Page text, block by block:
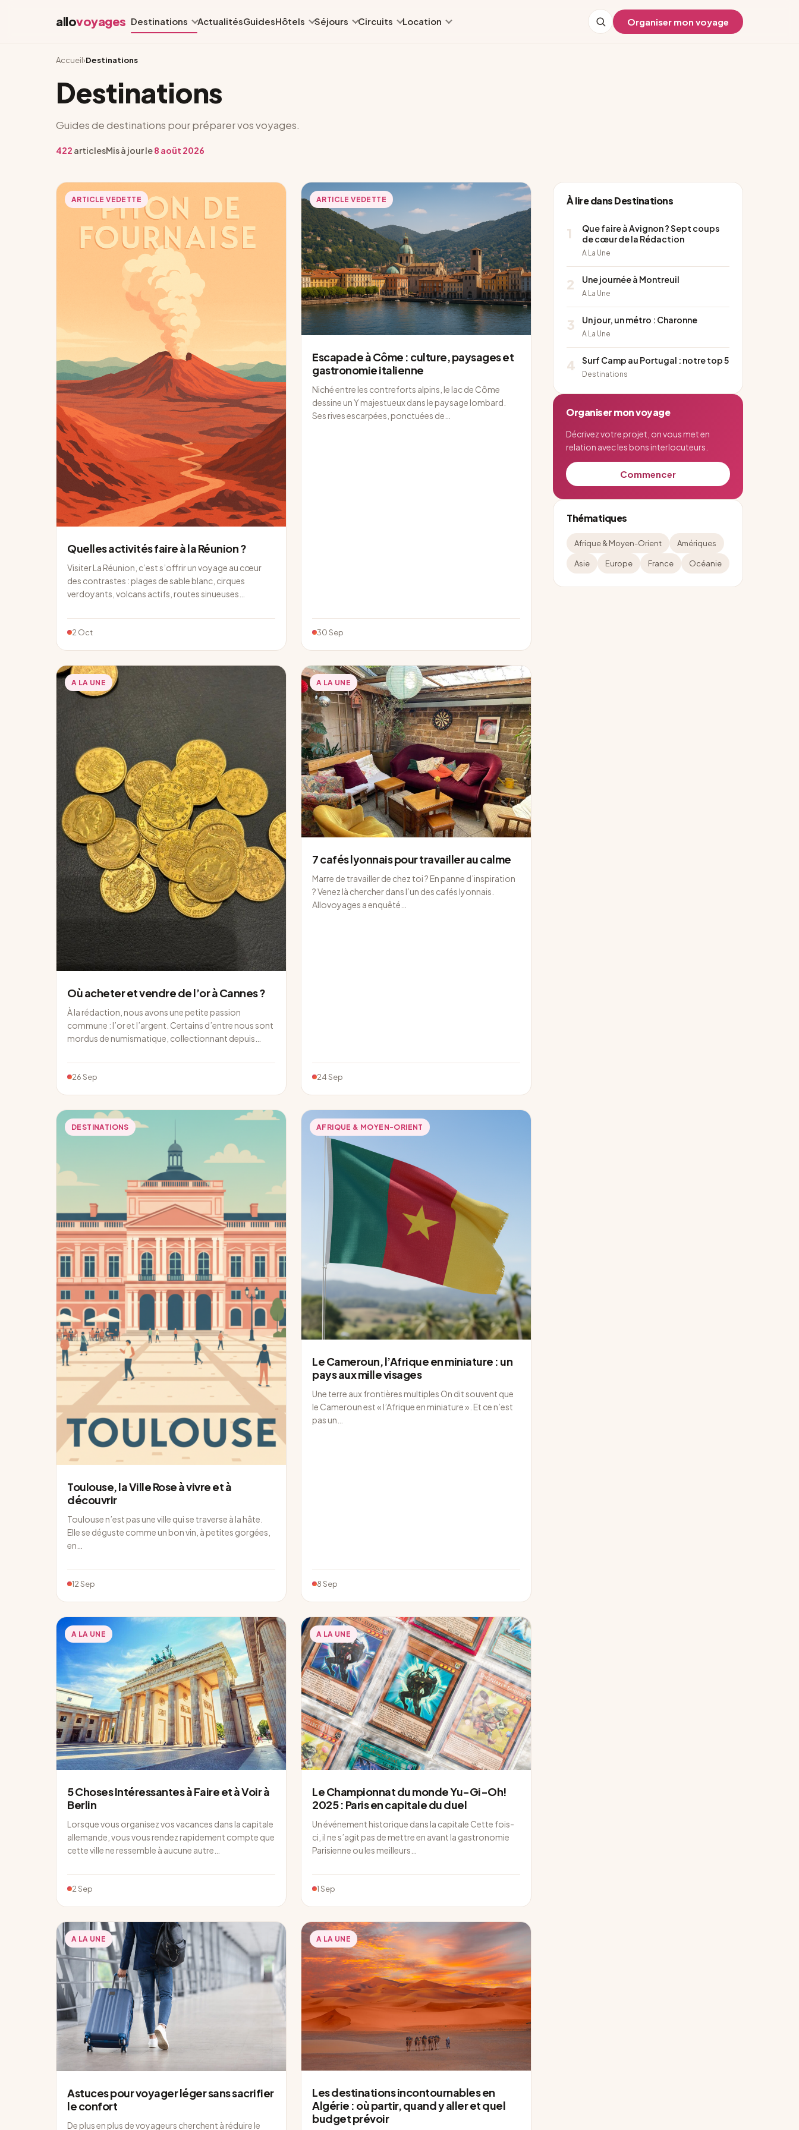
allovoyages Destinations ActualitésGuidesHôtels Séjours Circuits Location Organiser mon voyage
Accueil›Destinations
Destinations
Guides de destinations pour préparer vos voyages.
422 articlesMis à jour le8 août 2026
ARTICLE VEDETTE
Quelles activités faire à la Réunion ?
Visiter La Réunion, c’est s’offrir un voyage au cœur
des contrastes : plages de sable blanc, cirques
verdoyants, volcans actifs, routes sinueuses…
2 Oct
ARTICLE VEDETTE
Escapade à Côme : culture, paysages et
gastronomie italienne
Niché entre les contreforts alpins, le lac de Côme
dessine un Y majestueux dans le paysage lombard.
Ses rives escarpées, ponctuées de…
30 Sep
A LA UNE
Où acheter et vendre de l’or à Cannes ?
À la rédaction, nous avons une petite passion
commune : l’or et l’argent. Certains d’entre nous sont
mordus de numismatique, collectionnant depuis…
26 Sep
A LA UNE
7 cafés lyonnais pour travailler au calme
Marre de travailler de chez toi ? En panne d’inspiration
? Venez là chercher dans l’un des cafés lyonnais.
Allovoyages a enquêté…
24 Sep
DESTINATIONS
Toulouse, la Ville Rose à vivre et à
découvrir
Toulouse n’est pas une ville qui se traverse à la hâte.
Elle se déguste comme un bon vin, à petites gorgées,
en…
12 Sep
AFRIQUE & MOYEN-ORIENT
Le Cameroun, l’Afrique en miniature : un
pays aux mille visages
Une terre aux frontières multiples On dit souvent que
le Cameroun est « l’Afrique en miniature ». Et ce n’est
pas un…
8 Sep
A LA UNE
5 Choses Intéressantes à Faire et à Voir à
Berlin
Lorsque vous organisez vos vacances dans la capitale
allemande, vous vous rendez rapidement compte que
cette ville ne ressemble à aucune autre…
2 Sep
A LA UNE
Le Championnat du monde Yu-Gi-Oh!
2025 : Paris en capitale du duel
Un événement historique dans la capitale Cette fois-
ci, il ne s’agit pas de mettre en avant la gastronomie
Parisienne ou les meilleurs…
1 Sep
A LA UNE
Astuces pour voyager léger sans sacrifier
le confort
De plus en plus de voyageurs cherchent à réduire le
A LA UNE
Les destinations incontournables en
Algérie : où partir, quand y aller et quel
budget prévoir
À lire dans Destinations
1
Que faire à Avignon ? Sept coups
de cœur de la Rédaction
A La Une
2 Une journée à Montreuil
A La Une
3 Un jour, un métro : Charonne
A La Une
4 Surf Camp au Portugal : notre top 5
Destinations
Organiser mon voyage
Décrivez votre projet, on vous met en
relation avec les bons interlocuteurs.
Commencer
Thématiques
Afrique & Moyen-Orient Amériques
Asie Europe France Océanie